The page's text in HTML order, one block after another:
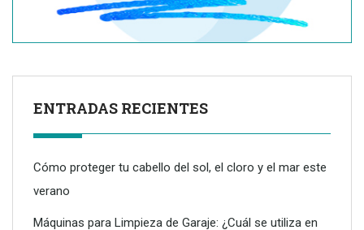
ENTRADAS RECIENTES
Cómo proteger tu cabello del sol, el cloro y el mar este
verano
Máquinas para Limpieza de Garaje: ¿Cuál se utiliza en